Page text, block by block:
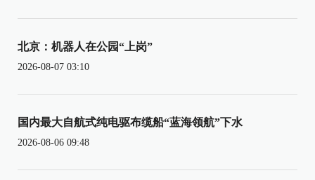
北京：机器人在公园“上岗”
2026-08-07 03:10
国内最大自航式纯电驱布缆船“蓝海领航”下水
2026-08-06 09:48